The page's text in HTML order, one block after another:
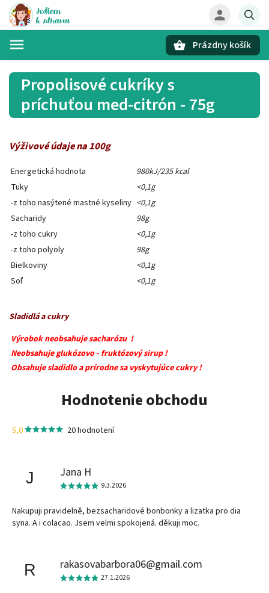
Prázdny košík
Propolisové cukríky s
príchuťou med-citrón - 75g
Výživové údaje na 100g
Energetická hodnota
980kJ/235 kcal
Tuky
<0,1g
-z toho nasýtené mastné kyseliny <0,1g
Sacharidy
98g
-z toho cukry
<0,1g
-z toho polyoly
98g
Bielkoviny
<0,1g
Soľ
<0,1g
Sladidlá a cukry
Výrobok neobsahuje sacharózu !
Neobsahuje glukózovo - fruktózový sirup !
Obsahuje sladidlo a prírodne sa vyskytujúce cukry !
Hodnotenie obchodu
5,0 20 hodnotení
J Jana H
9.3.2026
Nakupuji pravidelně, bezsacharidové bonbonky a lizatka pro dia
syna. A i colacao. Jsem velmi spokojená. děkuji moc.
R rakasovabarbora06@gmail.com
27.1.2026